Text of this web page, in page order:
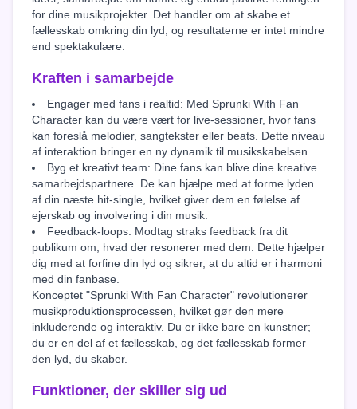
for dine musikprojekter. Det handler om at skabe et
fællesskab omkring din lyd, og resultaterne er intet mindre
end spektakulære.
Kraften i samarbejde
Engager med fans i realtid: Med Sprunki With Fan
Character kan du være vært for live-sessioner, hvor fans
kan foreslå melodier, sangtekster eller beats. Dette niveau
af interaktion bringer en ny dynamik til musikskabelsen.
Byg et kreativt team: Dine fans kan blive dine kreative
samarbejdspartnere. De kan hjælpe med at forme lyden
af din næste hit-single, hvilket giver dem en følelse af
ejerskab og involvering i din musik.
Feedback-loops: Modtag straks feedback fra dit
publikum om, hvad der resonerer med dem. Dette hjælper
dig med at forfine din lyd og sikrer, at du altid er i harmoni
med din fanbase.
Konceptet "Sprunki With Fan Character" revolutionerer
musikproduktionsprocessen, hvilket gør den mere
inkluderende og interaktiv. Du er ikke bare en kunstner;
du er en del af et fællesskab, og det fællesskab former
den lyd, du skaber.
Funktioner, der skiller sig ud